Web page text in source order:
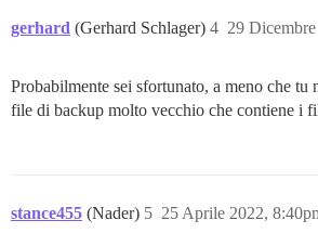
gerhard (Gerhard Schlager) 29
4
Probabilmente sei sfortunato, a meno che tu
file di backup molto vecchio che contiene i
stance455 (Nader) 25 Aprile 2022,
5